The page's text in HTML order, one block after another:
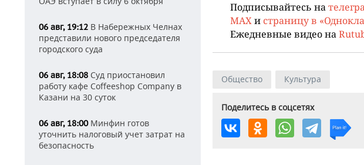
06 авг, 19:12 В Набережных Челнах
представили нового председателя
городского суда
06 авг, 18:08 Суд приостановил
работу кафе Coffeeshop Company в
Казани на 30 суток
06 авг, 18:00Минфин готов
уточнить налоговый учет затрат на
безопасность
Подписывайтесь на
MAX и страницу в
Ежедневные видео на
Общество Культура
Поделитесь в соцсетях